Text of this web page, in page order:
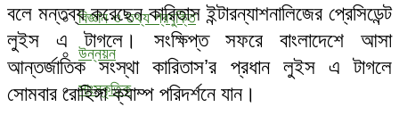
বিজ্ঞান ও তথ্য প্রযুক্তি
উন্নয়ন
সাংস্কৃতিক
বলে মন্তব্য করেছেন কারিতাস ইন্টারন্যাশনালিজের প্রেসিডেন্ট
লুইস এ টাগলে। সংক্ষিপ্ত সফরে বাংলাদেশে আসা
আন্তর্জাতিক সংস্থা কারিতাস’র প্রধান লুইস এ টাগলে
সোমবার রোহিঙ্গা ক্যাম্প পরিদর্শনে যান।